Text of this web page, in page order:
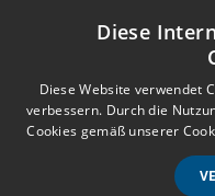
Wir lassen nur die Hand
Diese
Diese Website verwendet
verbessern. Durch die
Cookies gemäß unserer